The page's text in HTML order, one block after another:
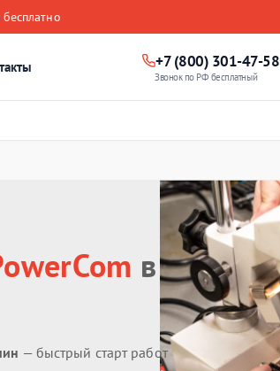
+7 (800) 301-47-58
Звонок по РФ бесплатный
в
— быстрый старт работ